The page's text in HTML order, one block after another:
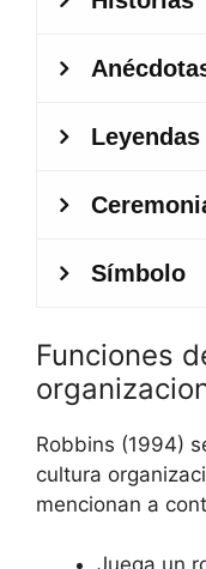
Funciones
Robbins (1994)
cultura
mencionan a